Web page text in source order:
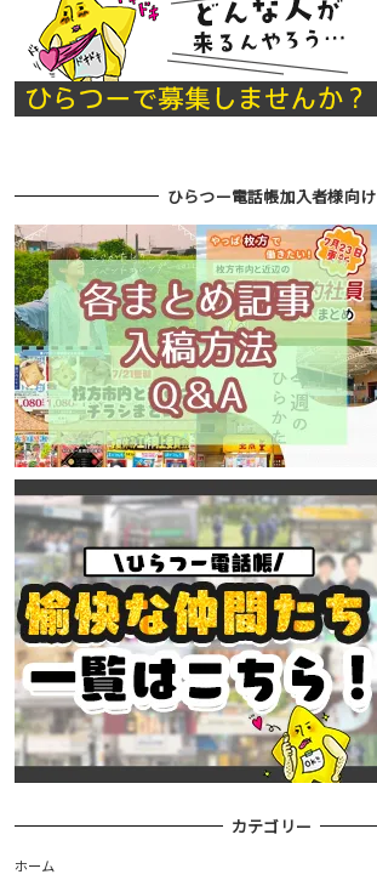
ひらつー電話帳加入者様向け
カテゴリー
ホーム